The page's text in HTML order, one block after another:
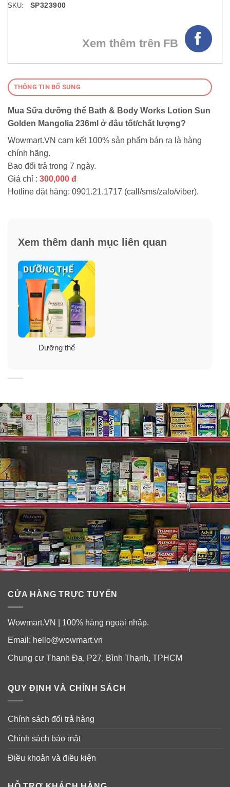
SKU: SP323900
Xem thêm trên FB
THÔNG TIN BỔ SUNG
Mua Sữa dưỡng thể Bath & Body Works Lotion Sun
Golden Mangolia 236ml ở đâu tốt/chất lượng?
Wowmart.VN cam kết 100% sản phẩm bán ra là hàng
chính hãng.
Bao đổi trả trong 7 ngày.
Giá chỉ : 300,000 đ
Hotline đặt hàng: 0901.21.1717 (call/sms/zalo/viber).
Xem thêm danh mục liên quan
Dưỡng thể
CỬA HÀNG TRỰC TUYẾN
Wowmart.VN | 100% hàng ngoại nhập.
Email: hello@wowmart.vn
Chung cư Thanh Đa, P27, Bình Thạnh, TPHCM
QUY ĐỊNH VÀ CHÍNH SÁCH
Chính sách đổi trả hàng
Chính sách bảo mật
Điều khoản và điều kiện